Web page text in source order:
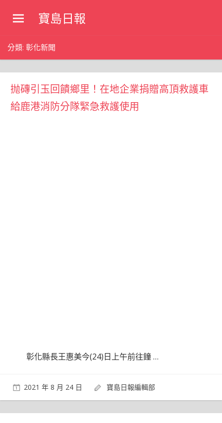
寶島日報
島
分類: 彰化新聞
抛磚引玉回饋鄉里！在地企業捐贈高頂救護車
給鹿港消防分隊緊急救護使用
彰化縣長王惠美今(24)日上午前往鐘…
2021 年 8 月 24 日 寶島日報編輯部